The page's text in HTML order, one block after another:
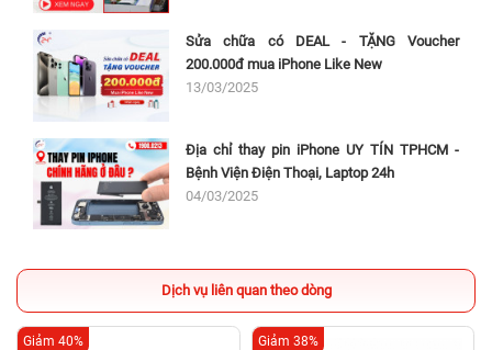
Sửa chữa có DEAL - TẶNG Voucher
200.000đ mua iPhone Like New
13/03/2025
Địa chỉ thay pin iPhone UY TÍN TPHCM -
Bệnh Viện Điện Thoại, Laptop 24h
04/03/2025
Dịch vụ liên quan theo dòng
Giảm 40% Giảm 38%